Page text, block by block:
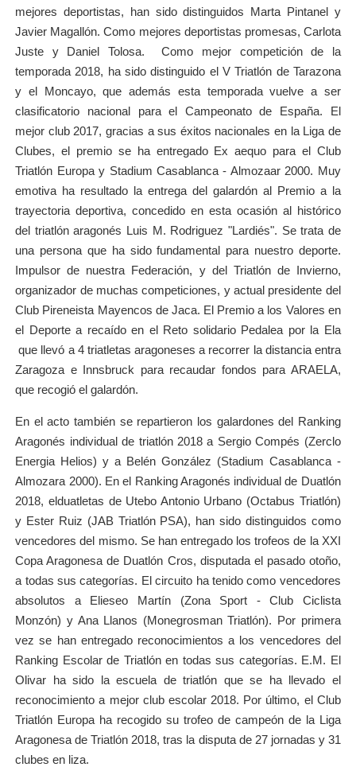
mejores deportistas, han sido distinguidos Marta Pintanel y
Javier Magallón. Como mejores deportistas promesas, Carlota
Juste y Daniel Tolosa. Como mejor competición de la
temporada 2018, ha sido distinguido el V Triatlón de Tarazona
y el Moncayo, que además esta temporada vuelve a ser
clasificatorio nacional para el Campeonato de España. El
mejor club 2017, gracias a sus éxitos nacionales en la Liga de
Clubes, el premio se ha entregado Ex aequo para el Club
Triatlón Europa y Stadium Casablanca - Almozaar 2000. Muy
emotiva ha resultado la entrega del galardón al Premio a la
trayectoria deportiva, concedido en esta ocasión al histórico
del triatlón aragonés Luis M. Rodriguez "Lardiés". Se trata de
una persona que ha sido fundamental para nuestro deporte.
Impulsor de nuestra Federación, y del Triatlón de Invierno,
organizador de muchas competiciones, y actual presidente del
Club Pireneista Mayencos de Jaca. El Premio a los Valores en
el Deporte a recaído en el Reto solidario Pedalea por la Ela
que llevó a 4 triatletas aragoneses a recorrer la distancia entra
Zaragoza e Innsbruck para recaudar fondos para ARAELA,
que recogió el galardón.
En el acto también se repartieron los galardones del Ranking
Aragonés individual de triatlón 2018 a Sergio Compés (Zerclo
Energia Helios) y a Belén González (Stadium Casablanca -
Almozara 2000). En el Ranking Aragonés individual de Duatlón
2018, elduatletas de Utebo Antonio Urbano (Octabus Triatlón)
y Ester Ruiz (JAB Triatlón PSA), han sido distinguidos como
vencedores del mismo. Se han entregado los trofeos de la XXI
Copa Aragonesa de Duatlón Cros, disputada el pasado otoño,
a todas sus categorías. El circuito ha tenido como vencedores
absolutos a Elieseo Martín (Zona Sport - Club Ciclista
Monzón) y Ana Llanos (Monegrosman Triatlón). Por primera
vez se han entregado reconocimientos a los vencedores del
Ranking Escolar de Triatlón en todas sus categorías. E.M. El
Olivar ha sido la escuela de triatlón que se ha llevado el
reconocimiento a mejor club escolar 2018. Por último, el Club
Triatlón Europa ha recogido su trofeo de campeón de la Liga
Aragonesa de Triatlón 2018, tras la disputa de 27 jornadas y 31
clubes en liza.